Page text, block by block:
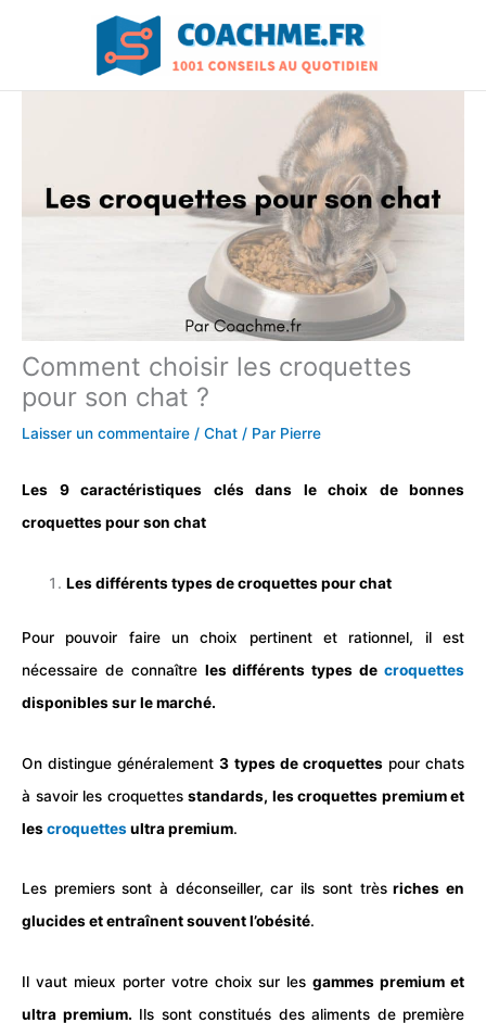
Comment choisir les croquettes
pour son chat ?
Laisser un commentaire / Chat / Par Pierre
Les 9 caractéristiques clés dans le choix de bonnes
croquettespour son chat
Les différents types de croquettes pour chat
Pour pouvoir faire un choix pertinent et rationnel, il est
nécessaire de connaître les différents types decroquettes
disponibles sur le marché.
On distingue généralement3 types de croquettespour chats
à savoir les croquettes standards, les croquettes premium et
lescroquettesultra premium.
Les premiers sont à déconseiller, car ils sont trèsriches en
glucides et entraînent souvent l’obésité.
Il vaut mieux porter votre choix sur lesgammes premium et
ultra premium. Ils sont constitués des aliments de première